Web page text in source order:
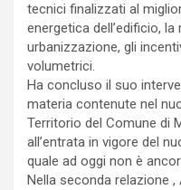
tecnici finalizzati al
energetica dell’edificio,
urbanizzazione, gli
volumetrici.
Ha concluso il suo
materia contenute nel
Territorio del Comune di
all’entrata in vigore del
quale ad oggi non è
Nella seconda relazione